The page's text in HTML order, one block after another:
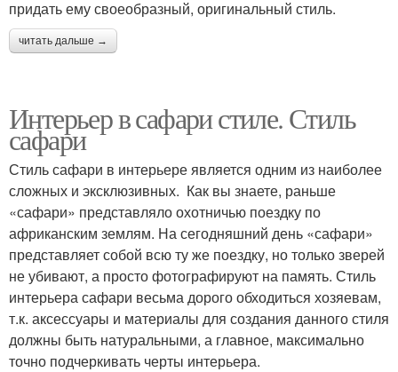
придать ему своеобразный, оригинальный стиль.
читать дальше →
Интерьер в сафари стиле. Стиль
сафари
Стиль сафари в интерьере является одним из наиболее
сложных и эксклюзивных. Как вы знаете, раньше
«сафари» представляло охотничью поездку по
африканским землям. На сегодняшний день «сафари»
представляет собой всю ту же поездку, но только зверей
не убивают, а просто фотографируют на память. Стиль
интерьера сафари весьма дорого обходиться хозяевам,
т.к. аксессуары и материалы для создания данного стиля
должны быть натуральными, а главное, максимально
точно подчеркивать черты интерьера.